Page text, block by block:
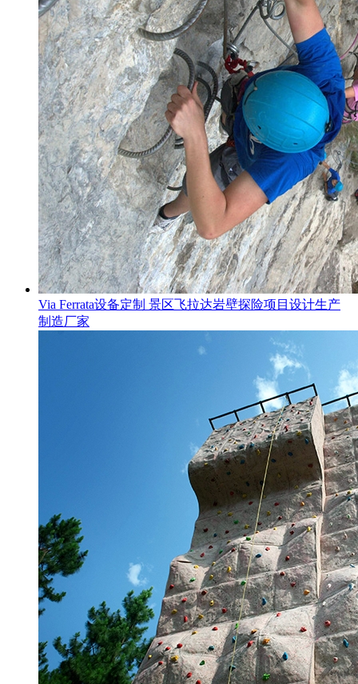
Via Ferrata设备定制 景区飞拉达岩壁探险项目设计生产
制造厂家